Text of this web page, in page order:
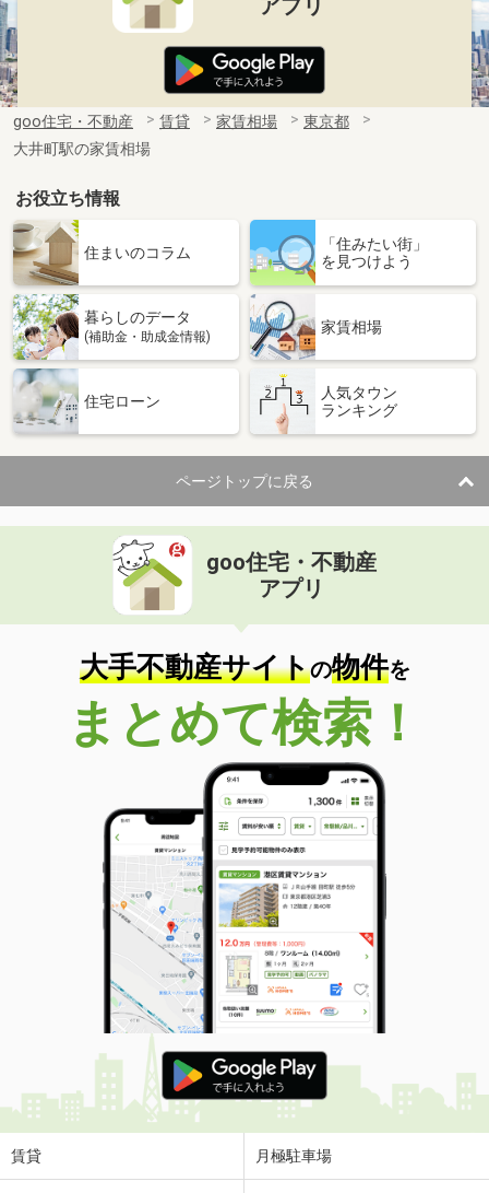
アプリ
goo住宅・不動産 賃貸 家賃相場
東京都
大井町駅の家賃相場
お役立ち情報
住まいのコラム
「住みたい街」
を見つけよう
暮らしのデータ
(補助金・助成金情報)
家賃相場
住宅ローン
人気タウン
ランキング
ページトップに戻る
goo住宅・不動産
アプリ
大手不動産サイトの物件を
まとめて検索！
賃貸 月極駐車場